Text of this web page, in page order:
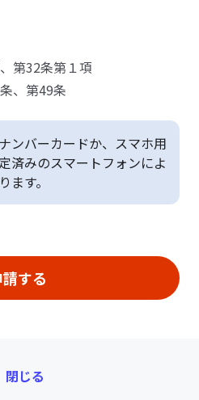
第32条第１項
、第49条
ンバーカードか、スマホ用
済みのスマートフォンによ
ます。
閉じる